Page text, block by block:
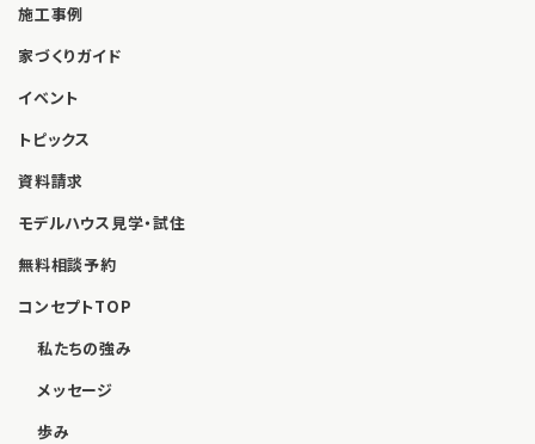
施工事例
家づくりガイド
イベント
トピックス
資料請求
モデルハウス見学・試住
無料相談予約
コンセプトTOP
私たちの強み
メッセージ
歩み